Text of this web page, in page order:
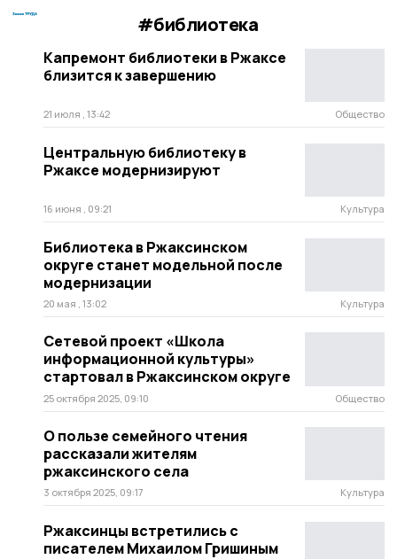
#библиотека
Капремонт библиотеки в Ржаксе
близится к завершению
21 июля , 13:42 Общество
Центральную библиотеку в
Ржаксе модернизируют
16 июня , 09:21 Культура
Библиотека в Ржаксинском
округе станет модельной после
модернизации
20 мая , 13:02 Культура
Сетевой проект «Школа
информационной культуры»
стартовал в Ржаксинском округе
25 октября 2025, 09:10 Общество
О пользе семейного чтения
рассказали жителям
ржаксинского села
3 октября 2025, 09:17 Культура
Ржаксинцы встретились с
писателем Михаилом Гришиным